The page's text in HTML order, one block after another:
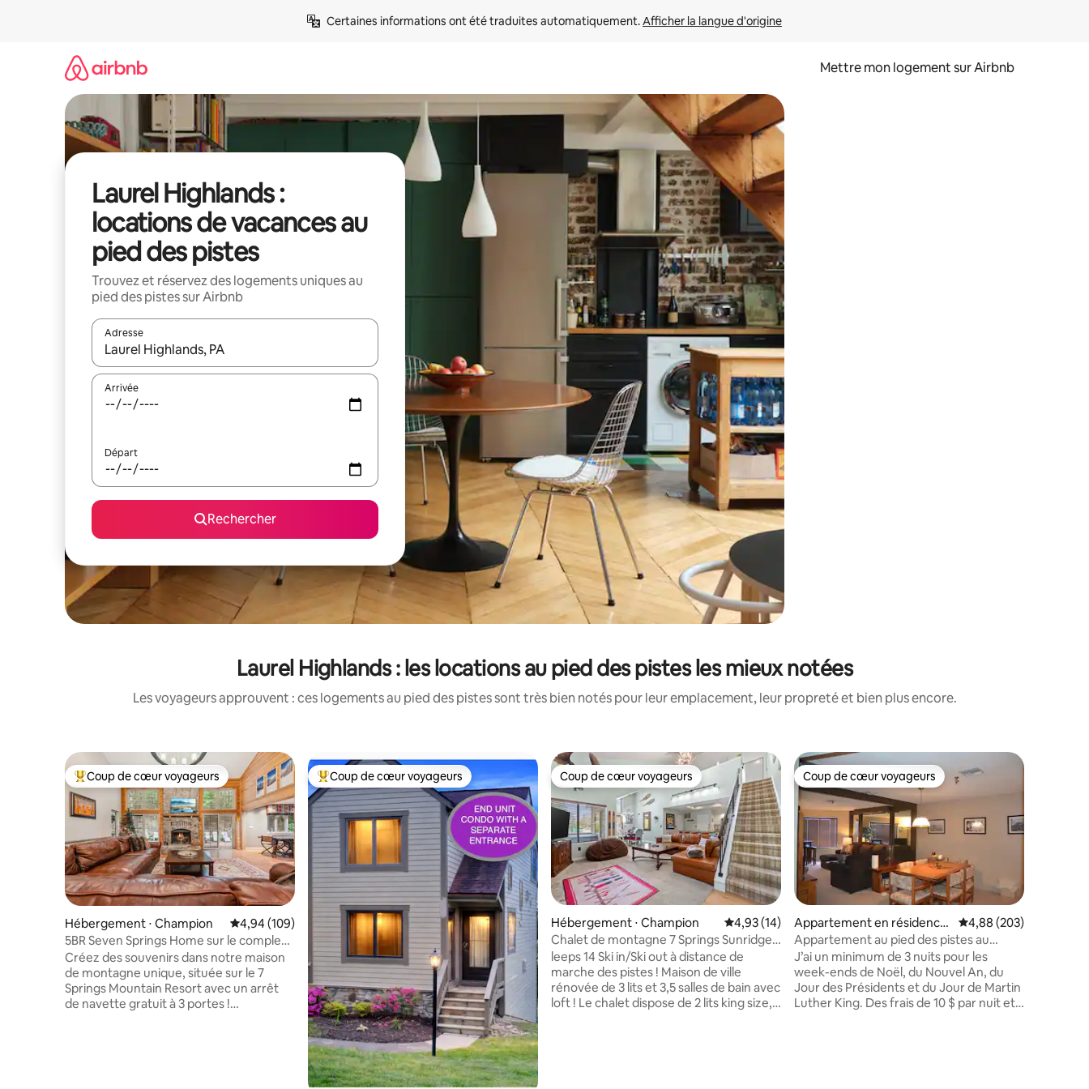
Certaines informations ont été traduites automatiquement. Afficher la langue d'origine
Mettre mon logement sur Airbnb
Laurel Highlands :
locations de vacances au
pied des pistes
Trouvez et réservez des logements uniques au
pied des pistes sur Airbnb
Adresse
Lorsque les résultats s'affichent, utilisez les flèches vers le haut et vers le bas pour les parcourir ou en appuyant et en faisant glisser.
Arrivée
Départ
Rechercher
Laurel Highlands : les locations au pied des pistes les mieux notées
Les voyageurs approuvent : ces logements au pied des pistes sont très bien notés pour leur emplacement, leur propreté et bien plus encore.
Coups de cœur voyageurs les plus appréciés
Coup de cœur voyageurs
Hébergement ⋅ Champion Évaluation moyenne sur la base de 109 commentaires : 4,94 sur 5
4,94 (109)
5BR Seven Springs Home sur le complexe
hôtelier, jacuzzi, navette
Créez des souvenirs dans notre maison
de montagne unique, située sur le 7
Springs Mountain Resort avec un arrêt
de navette gratuit à 3 portes !
Coups de cœur voyageurs les plus appréciés
Coup de cœur voyageurs Coup de cœur voyageurs
Coup de cœur voyageurs
Hébergement ⋅ Champion Évaluation moyenne sur la base de 14 commentaires : 4,93 sur 5
4,93 (14)
Chalet de montagne 7 Springs Sunridge
ouvert toute l'année !
leeps 14 Ski in/Ski out à distance de
marche des pistes ! Maison de ville
rénovée de 3 lits et 3,5 salles de bain avec
loft ! Le chalet dispose de 2 lits king size, 1
Coup de cœur voyageurs
Coup de cœur voyageurs
Appartement en résidence
⋅ Seven Springs
Évaluation moyenne
4,88 (203)
Appartement au pied des pistes au
Seven Springs Resort
J’ai un minimum de 3 nuits pour les
week-ends de Noël, du Nouvel An, du
Jour des Présidents et du Jour de Martin
Luther King. Des frais de 10 $ par nuit et